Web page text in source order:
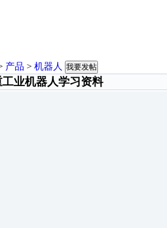
产品 > 机器人 我要发帖
业机器人学习资料